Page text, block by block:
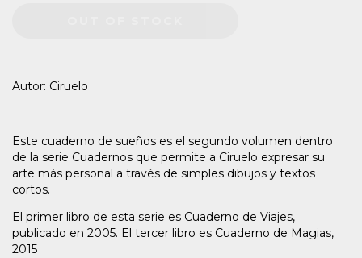
Autor: Ciruelo
Este cuaderno de sueños es el segundo volumen dentro
de la serie Cuadernos que permite a Ciruelo expresar su
arte más personal a través de simples dibujos y textos
cortos.
El primer libro de esta serie es Cuaderno de Viajes,
publicado en 2005. El tercer libro es Cuaderno de Magias,
2015